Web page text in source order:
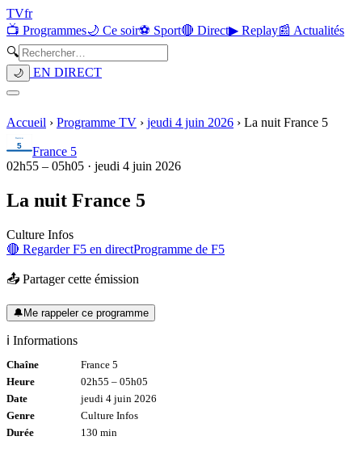
TVfr
📺 Programmes🌙 Ce soir⚽ Sport🔴 Direct▶ Replay📰 Actualités
🔍
🌙 EN DIRECT
Accueil › Programme TV › jeudi 4 juin 2026 › La nuit France 5
France 5
02h55 – 05h05 · jeudi 4 juin 2026
La nuit France 5
Culture Infos
🔴 RegarderF5 en directProgramme de F5
📤 Partager cette émission
🔔 Me rappeler ce programme
ℹ️ Informations
Chaîne
France 5
Heure
02h55 – 05h05
Date
jeudi 4 juin 2026
Genre
Culture Infos
Durée
130 min